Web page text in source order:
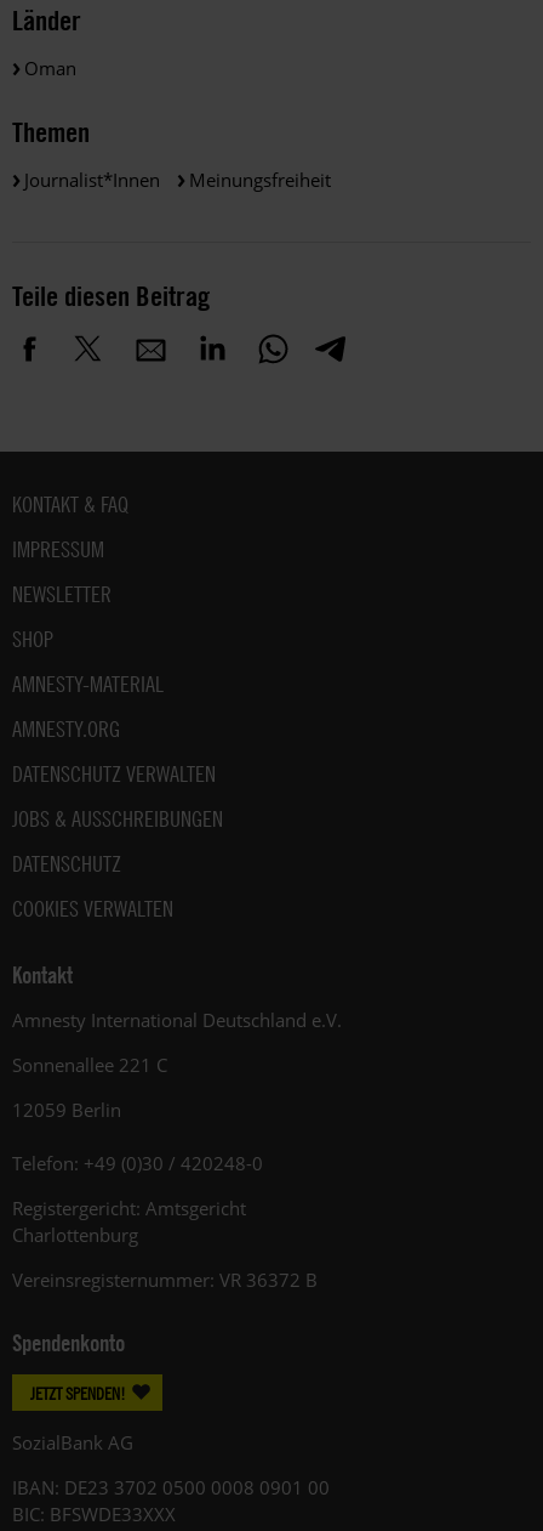
Länder
Oman
Themen
Journalist*innen Meinungsfreiheit
Teile diesen Beitrag
Fußbereich
KONTAKT & FAQ
IMPRESSUM
NEWSLETTER
SHOP
AMNESTY-MATERIAL
AMNESTY.ORG
DATENSCHUTZ VERWALTEN
JOBS & AUSSCHREIBUNGEN
DATENSCHUTZ
COOKIES VERWALTEN
Kontakt
Amnesty International Deutschland e.V.
Sonnenallee 221 C
12059 Berlin
Telefon: +49 (0)30 / 420248-0
Registergericht: Amtsgericht
Charlottenburg
Vereinsregisternummer: VR 36372 B
Spendenkonto
JETZT SPENDEN!
SozialBank AG
IBAN: DE23 3702 0500 0008 0901 00
BIC: BFSWDE33XXX